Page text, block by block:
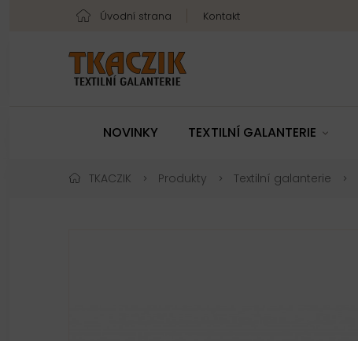
Úvodní strana Kontakt
NOVINKY TEXTILNÍ GALANTERIE
TKACZIK Produkty Textilní galanterie